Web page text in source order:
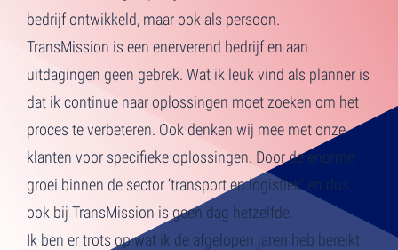
bedrijf ontwikkeld, maar ook als persoon.
TransMission is een enerverend bedrijf en aan
uitdagingen geen gebrek. Wat ik leuk vind als planner is
dat ik continue naar oplossingen moet zoeken om het
proces te verbeteren. Ook denken wij mee met onze
klanten voor specifieke oplossingen. Door de enorme
groei binnen de sector ‘transport en logistiek’ en dus
ook bij TransMission is geen dag hetzelfde.
Ik ben er trots op wat ik de afgelopen jaren heb bereikt